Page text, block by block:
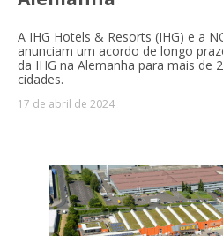
A IHG Hotels & Resorts (IHG) e a
anunciam um acordo de longo
da IHG na Alemanha para mais de
cidades.
17 de abril de 2024